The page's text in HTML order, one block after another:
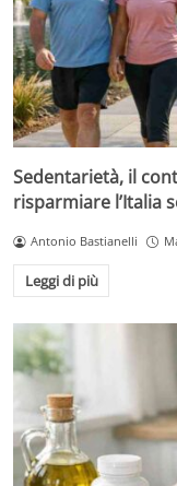
Sedentarietà, il
risparmiare l’Italia
Antonio Bastianelli
Leggi di più